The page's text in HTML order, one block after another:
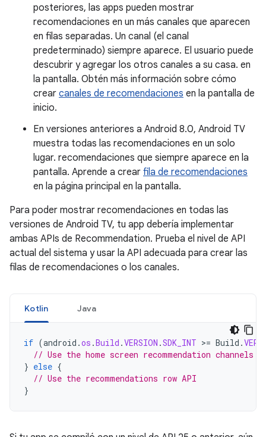
posteriores, las apps pueden mostrar
recomendaciones en un más canales que aparecen
en filas separadas. Un canal (el canal
predeterminado) siempre aparece. El usuario puede
descubrir y agregar los otros canales a su casa. en
la pantalla. Obtén más información sobre cómo
crear canales de recomendaciones en la pantalla de
inicio.
En versiones anteriores a Android 8.0, Android TV
muestra todas las recomendaciones en un solo
lugar. recomendaciones que siempre aparece en la
pantalla. Aprende a crear fila de recomendaciones
en la página principal en la pantalla.
Para poder mostrar recomendaciones en todas las
versiones de Android TV, tu app debería implementar
ambas APIs de Recommendation. Prueba el nivel de API
actual del sistema y usar la API adecuada para crear las
filas de recomendaciones o los canales.
Kotlin Java
if (android .os .Build .VERSION .SDK_INT >= Build .
// Use the home screen recommendation channels
} else {
// Use the recommendations row API
}